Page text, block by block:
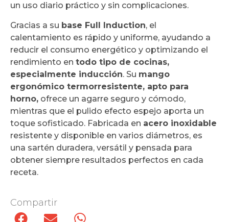
un uso diario práctico y sin complicaciones.
Gracias a su base Full Induction, el
calentamiento es rápido y uniforme, ayudando a
reducir el consumo energético y optimizando el
rendimiento en todo tipo de cocinas,
especialmente inducción. Su mango
ergonómico termorresistente, apto para
horno, ofrece un agarre seguro y cómodo,
mientras que el pulido efecto espejo aporta un
toque sofisticado. Fabricada en acero inoxidable
resistente y disponible en varios diámetros, es
una sartén duradera, versátil y pensada para
obtener siempre resultados perfectos en cada
receta.
Compartir